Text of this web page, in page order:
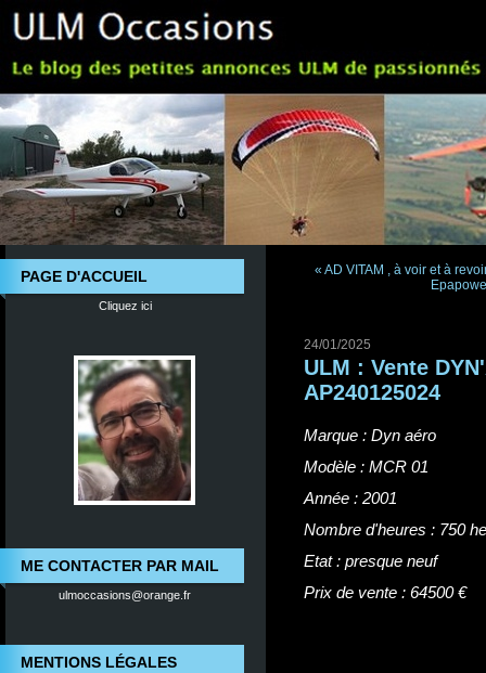
PAGE D'ACCUEIL
Cliquez ici
ME CONTACTER PAR MAIL
ulmoccasions@orange.fr
MENTIONS LÉGALES
« AD VITAM , à voir et à
24/01/2025
ULM : Vente
AP240125024
Marque : Dyn aéro
Modèle : MCR 01
Année : 2001
Nombre d'heures : 750
Etat : presque neuf
Prix de vente : 64500 €